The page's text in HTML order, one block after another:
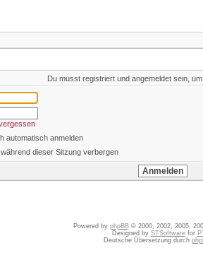
Du musst registriert und angemeldet sein,
automatisch anmelden
dieser Sitzung verbergen
Powered by phpBB© 2000, 2002, 2005,
Designed by STSoftwarefor
Deutsche Übersetzung durch